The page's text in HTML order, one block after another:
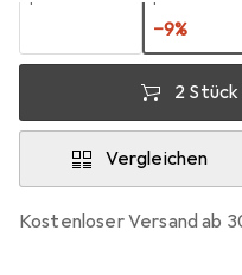
−9%
2
Vergleichen
Kostenloser Versand ab